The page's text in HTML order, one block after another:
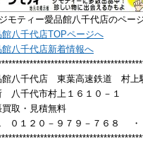
モティー愛品館八千代店のペー
館八千代店TOPページへ
館八千代店新着情報へ
館八千代店 東葉高速鉄道 村上
八千代市村上１６１０－１
買取・見積無料
０１２０－９７９－７６８ ・